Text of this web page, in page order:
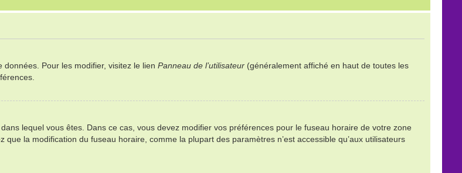
Pour les modifier, visitez le lien Panneau de l’utilisateur(généralement affiché en haut de toutes les
lequel vous êtes. Dans ce cas, vous devez modifier vos préférences pour le fuseau horaire de votre zone
la modification du fuseau horaire, comme la plupart des paramètres n’est accessible qu’aux utilisateurs